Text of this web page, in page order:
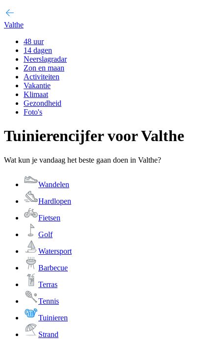
Valthe
48 uur
14 dagen
Neerslagradar
Zon en maan
Activiteiten
Vakantie
Klimaat
Gezondheid
Foto's
Tuinierencijfer voor Valthe
Wat kun je vandaag het beste gaan doen in Valthe?
Wandelen
Hardlopen
Fietsen
Golf
Watersport
Barbecue
Terras
Tennis
Tuinieren
Strand